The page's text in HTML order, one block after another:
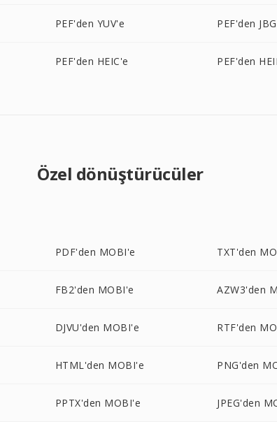
PEF'den YUV'e PEF'den
PEF'den HEIC'e PEF'den
Özel dönüştürücüler
PDF'den MOBI'e TXT'den
FB2'den MOBI'e AZW3'den
DJVU'den MOBI'e RTF'den
HTML'den MOBI'e PNG'den
PPTX'den MOBI'e JPEG'den